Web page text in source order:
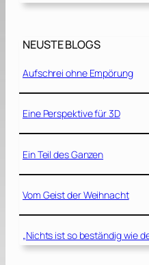
NEUSTE BLOGS
Aufschrei ohne Empörung
Eine Perspektive für 3D
Ein Teil des Ganzen
Vom Geist der Weihnacht
„Nichts ist so beständig wie